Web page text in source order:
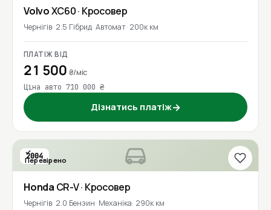
VolvoXC60· Кросовер
Чернігів 2.5 Гібрид Автомат 200к км
ПЛАТІЖ ВІД
21 500 ₴/міс
Ціна авто 710 000 ₴
Дізнатись платіж→
2004
Перевірено
Honda CR-V· Кросовер
Чернігів 2.0 Бензин Механіка 290к км